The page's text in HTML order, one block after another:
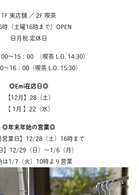
1F 実店舗 ／ 2F 喫茶
（土曜16時まで）OPEN
日月祝 定休日
～15：00 （喫茶 L.O. 14:30）
～16：00（喫茶 L.O. 15:30）
◎Emi在店日◎
月】28（土）
【 1月 】22（水）
◎年末年始の営業◎
営業日】12/28（土）16時まで
】12/29（日）～1/6（月）
は1/7（火）10時より営業